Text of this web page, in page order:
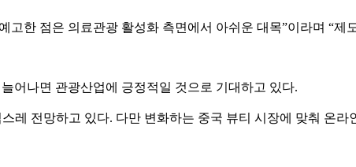
고한 점은 의료관광 활성화 측면에서 아쉬운 대목”이라며 “
어나면 관광산업에 긍정적일 것으로 기대하고 있다.
레 전망하고 있다. 다만 변화하는 중국 뷰티 시장에 맞춰 온